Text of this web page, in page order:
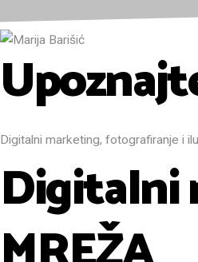
Digitalni marketing, fotografiranje i
Digitalni